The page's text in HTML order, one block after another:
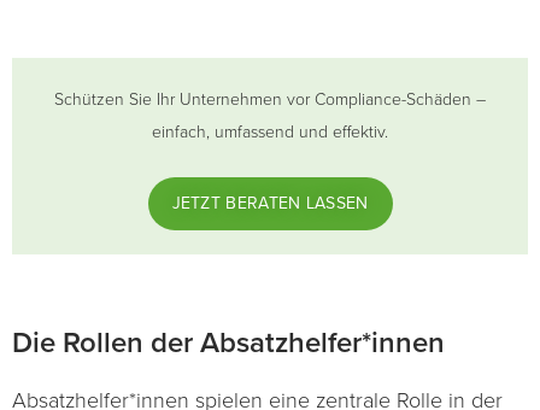
Schützen Sie Ihr Unternehmen vor Compliance-Schäden –
einfach, umfassend und effektiv.
JETZT BERATEN LASSEN
Die Rollen der Absatzhelfer*innen
Absatzhelfer*innen spielen eine zentrale Rolle in der